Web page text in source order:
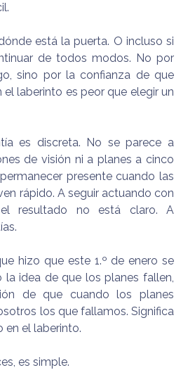
está la puerta. O incluso si
de todos modos. No por
sino por la confianza de que
el laberinto es peor que elegir un
es discreta. No se parece a
de visión ni a planes a cinco
presente cuando las
rápido. A seguir actuando con
resultado no está claro. A
hizo que este 1.º de enero se
la idea de que los planes fallen,
de que cuando los planes
los que fallamos. Significa
en el laberinto.
es simple.